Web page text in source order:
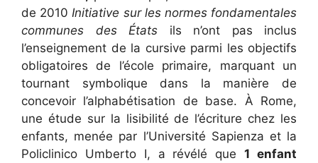
de 2010 Initiative sur les normes fondamentales
communes des États ils n’ont pas inclus
l’enseignement de la cursive parmi les objectifs
obligatoires de l’école primaire, marquant un
tournant symbolique dans la manière de
concevoir l’alphabétisation de base. À Rome,
une étude sur la lisibilité de l’écriture chez les
enfants, menée par l’Université Sapienza et la
Policlinico Umberto I, a révélé que1 enfant